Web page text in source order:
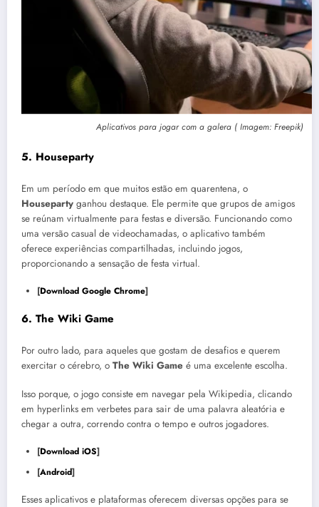
Aplicativos para jogar com a galera ( Imagem: Freepik)
5. Houseparty
Em um período em que muitos estão em quarentena, o
Houseparty ganhou destaque. Ele permite que grupos de amigos
se reúnam virtualmente para festas e diversão. Funcionando como
uma versão casual de videochamadas, o aplicativo também
oferece experiências compartilhadas, incluindo jogos,
proporcionando a sensação de festa virtual.
[Download Google Chrome]
6. The Wiki Game
Por outro lado, para aqueles que gostam de desafios e querem
exercitar o cérebro, o The Wiki Game é uma excelente escolha.
Isso porque, o jogo consiste em navegar pela Wikipedia, clicando
em hyperlinks em verbetes para sair de uma palavra aleatória e
chegar a outra, correndo contra o tempo e outros jogadores.
[Download iOS]
[Android]
Esses aplicativos e plataformas oferecem diversas opções para se